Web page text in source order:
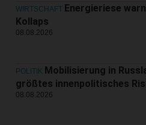
WIRTSCHAFT Energieriese
Kollaps
08.08.2026
POLITIK Mobilisierung in
größtes innenpolitisches
08.08.2026